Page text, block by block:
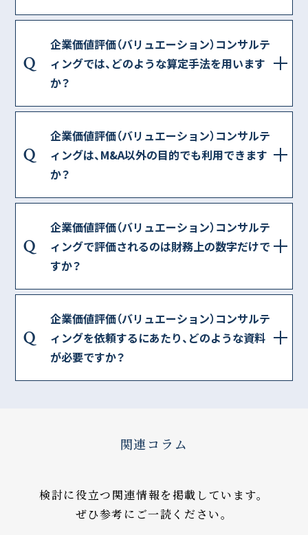
Q
企業価値評価（バリュエーション）コンサルテ
ィングでは、どのような算定手法を用います
か？
Q
企業価値評価（バリュエーション）コンサルテ
ィングは、M&A以外の目的でも利用できます
か？
Q
企業価値評価（バリュエーション）コンサルテ
ィングで評価されるのは財務上の数字だけで
すか？
Q
企業価値評価（バリュエーション）コンサルテ
ィングを依頼するにあたり、どのような資料
が必要ですか？
関連コラム
検討に役立つ関連情報を掲載しています。
ぜひ参考にご一読ください。